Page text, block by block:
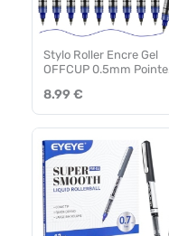
Stylo Roller Encre Gel
OFFCUP 0.5mm Pointe
8.99 €